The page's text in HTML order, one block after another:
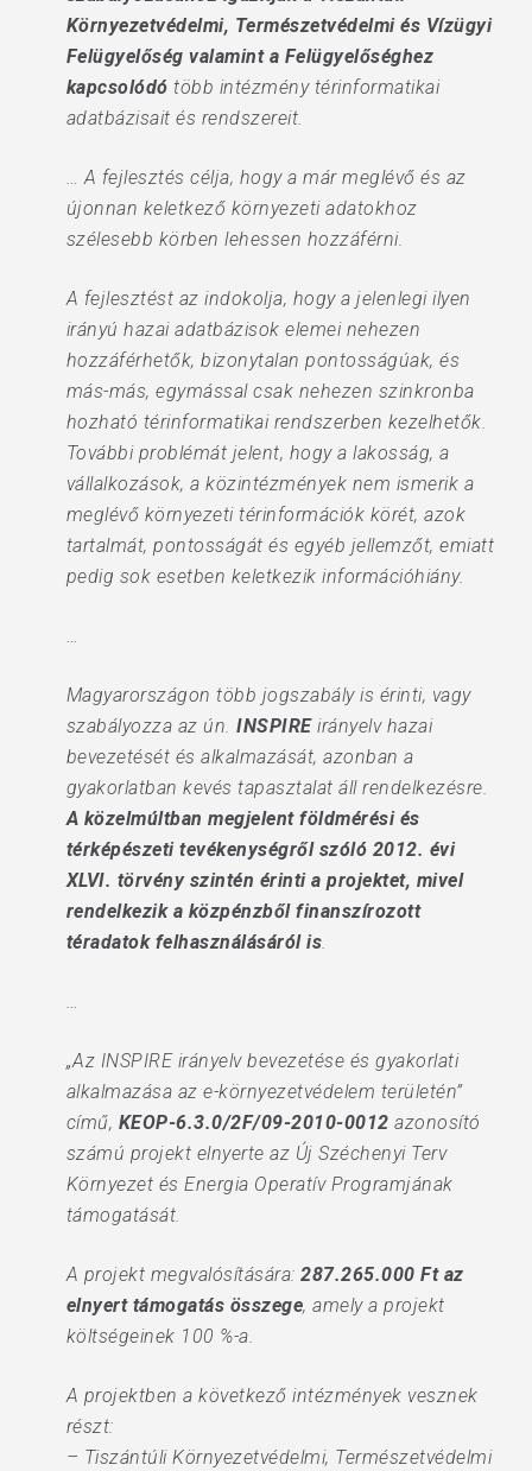
Környezetvédelmi, Természetvédelmi és Vízügyi
Felügyelőség valamint a Felügyelőséghez
kapcsolódó több intézmény térinformatikai
adatbázisait és rendszereit.
… A fejlesztés célja, hogy a már meglévő és az
újonnan keletkező környezeti adatokhoz
szélesebb körben lehessen hozzáférni.
A fejlesztést az indokolja, hogy a jelenlegi ilyen
irányú hazai adatbázisok elemei nehezen
hozzáférhetők, bizonytalan pontosságúak, és
más-más, egymással csak nehezen szinkronba
hozható térinformatikai rendszerben kezelhetők.
További problémát jelent, hogy a lakosság, a
vállalkozások, a közintézmények nem ismerik a
meglévő környezeti térinformációk körét, azok
tartalmát, pontosságát és egyéb jellemzőt, emiatt
pedig sok esetben keletkezik információhiány.
…
Magyarországon több jogszabály is érinti, vagy
szabályozza az ún.INSPIREirányelv hazai
bevezetését és alkalmazását, azonban a
gyakorlatban kevés tapasztalat áll rendelkezésre.
A közelmúltban megjelent földmérési és
térképészeti tevékenységről szóló 2012. évi
XLVI. törvény szintén érinti a projektet, mivel
rendelkezik a közpénzből finanszírozott
téradatok felhasználásáról is.
…
„Az INSPIRE irányelv bevezetése és gyakorlati
alkalmazása az e-környezetvédelem területén”
című, KEOP-6.3.0/2F/09-2010-0012 azonosító
számú projekt elnyerte az Új Széchenyi Terv
Környezet és Energia Operatív Programjának
támogatását.
A projekt megvalósítására:287.265.000 Ft az
elnyert támogatás összege, amely a projekt
költségeinek 100 %-a.
A projektben a következő intézmények vesznek
részt:
– Tiszántúli Környezetvédelmi, Természetvédelmi